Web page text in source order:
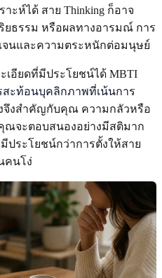
ะห์ได้ สาย Thinking ก็อาจ
ยธรรม หรือผลทางอารมณ์ การ
นและความตระหนักต่อมนุษย์
ะเอียดที่มีประโยชน์ได้ MBTI
สะท้อนบุคลิกภาพที่เน้นการ
จึงสำคัญกับคุณ ความกลัวหรือ
ณจะตอบสนองอย่างมีสติมาก
ประโยชน์กว่าการตั้งให้สาย
คนโง่